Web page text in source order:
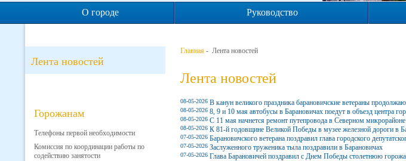
О городе Руководство
Лента новостей
Горожанам
Телефоны первой необходимости
Комиссия по координации работы по
содействию занятости
Главная - Лента новостей
Лента новостей
08-05-2026 В канун великого праздника барановичские ветераны
08-05-2026 8, 9 и 10 мая автобусы в Барановичах поедут в объезд центра
08-05-2026 С 11 мая начнется ремонт путепровода в Северном микрорайоне
08-05-2026 К 81-й годовщине Великой Победы в музее железной дороги в
07-05-2026 Барановичского ветерана поздравил глава городского
07-05-2026 Заслуженного труженика тыла поздравили в Барановичах
07-05-2026 Глава Барановичей поздравил с Днем Победы столетнюю